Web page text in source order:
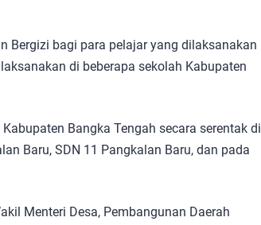
Bergizi bagi para pelajar yang dilaksanakan
di beberapa sekolah Kabupaten
Bangka Tengah secara serentak di
Baru, SDN 11 Pangkalan Baru, dan pada
Menteri Desa, Pembangunan Daerah